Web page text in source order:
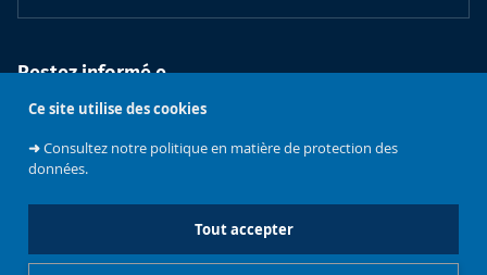
Ce site utilise des cookies
➜Consultez notre politique en matière de protection des
données.
Tout accepter
Restez informé.e
Faculté de